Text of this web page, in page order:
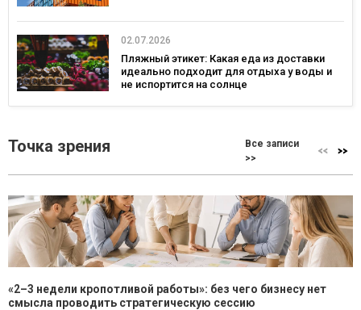
02.07.2026
Пляжный этикет: Какая еда из доставки
идеально подходит для отдыха у воды и
не испортится на солнце
Точка зрения
Все записи
>>
«2–3 недели кропотливой работы»: без чего бизнесу нет
смысла проводить стратегическую сессию